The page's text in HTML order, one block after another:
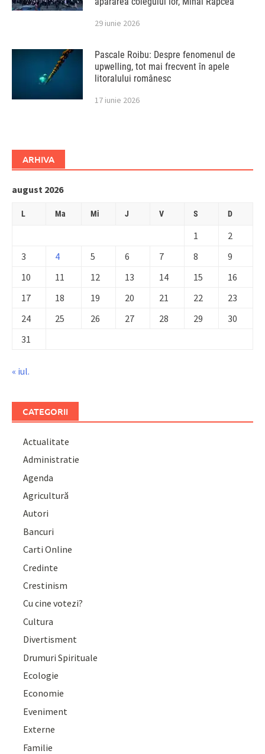
29 iunie 2026
Pascale Roibu: Despre fenomenul de
upwelling, tot mai frecvent în apele
litoralului românesc
17 iunie 2026
ARHIVA
august 2026
L Ma Mi J V S D
1
2
3
4 5 6 7 8
9
10
11 12 13 14 15
16
17
18 19 20 21 22
23
24
25 26 27 28 29
30
31
« iul.
CATEGORII
Actualitate
Administratie
Agenda
Agricultură
Autori
Bancuri
Carti Online
Credinte
Crestinism
Cu cine votezi?
Cultura
Divertisment
Drumuri Spirituale
Ecologie
Economie
Eveniment
Externe
Familie